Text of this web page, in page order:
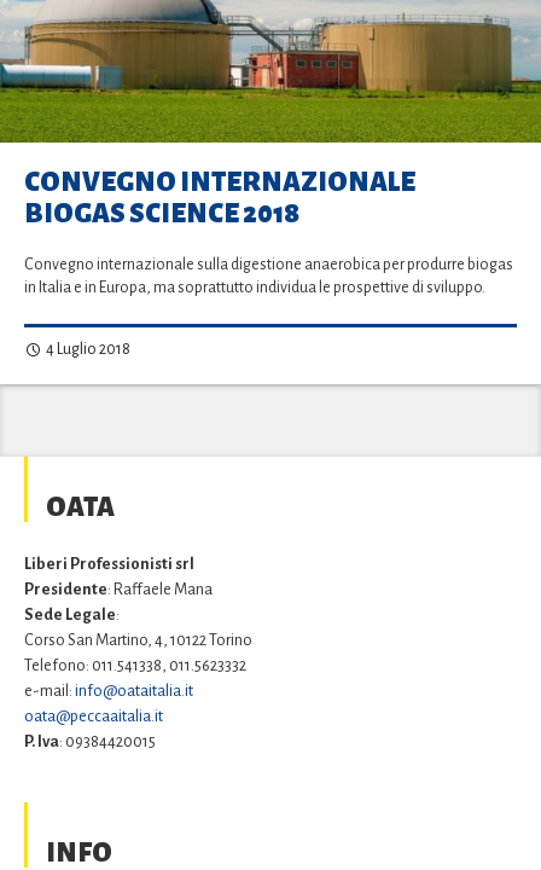
CONVEGNO INTERNAZIONALE
BIOGAS SCIENCE 2018
Convegno internazionale sulla digestione anaerobica per produrre biogas
in Italia e in Europa, ma soprattutto individua le prospettive di sviluppo.
4 Luglio 2018
OATA
Liberi Professionisti srl
Presidente: Raffaele Mana
Sede Legale:
Corso San Martino, 4, 10122 Torino
Telefono: 011.541338, 011.5623332
e-mail: info@oataitalia.it
oata@peccaaitalia.it
P. Iva: 09384420015
INFO